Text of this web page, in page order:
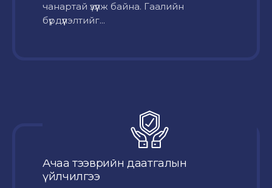
чанартай үзүүлж байна. Гаалийн
бүрдүүлэлтийг...
Ачаа тээврийн даатгалын
үйлчилгээ